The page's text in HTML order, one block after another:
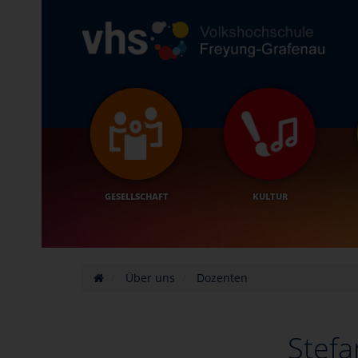
GESELLSCHAFT KULTUR
Über uns Dozenten